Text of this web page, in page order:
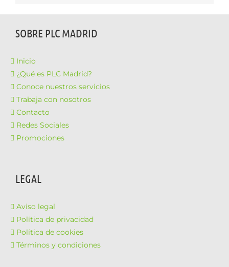
SOBRE PLC MADRID
Inicio
¿Qué es PLC Madrid?
Conoce nuestros servicios
Trabaja con nosotros
Contacto
Redes Sociales
Promociones
LEGAL
Aviso legal
Política de privacidad
Política de cookies
Términos y condiciones